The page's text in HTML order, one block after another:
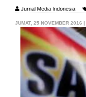
Jurnal Media Indonesia
JUMAT, 25 NOVEMBER 2016